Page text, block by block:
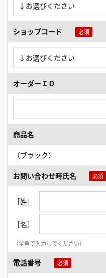
ショップコード
オーダーＩＤ
商品名
（ブラック）
お問い合わせ時氏名
［姓］
［名］
（全角で入力してください）
電話番号